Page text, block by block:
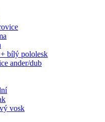
bílý pololesk
ander/dub
vosk